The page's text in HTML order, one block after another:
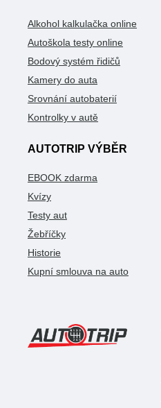
Alkohol kalkulačka online
Autoškola testy online
Bodový systém řidičů
Kamery do auta
Srovnání autobaterií
Kontrolky v autě
AUTOTRIP VÝBĚR
EBOOK zdarma
Kvízy
Testy aut
Žebříčky
Historie
Kupní smlouva na auto